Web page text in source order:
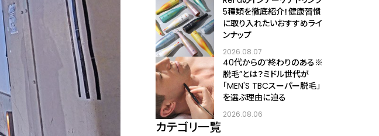
5種類を徹底紹介！健康習慣
に取り入れたいおすすめライ
ンナップ
2026.08.07
40代からの“終わりのある※
脱毛”とは？ミドル世代が
「MEN'S TBCスーパー脱毛」
を選ぶ理由に迫る
2026.08.06
カテゴリ一覧